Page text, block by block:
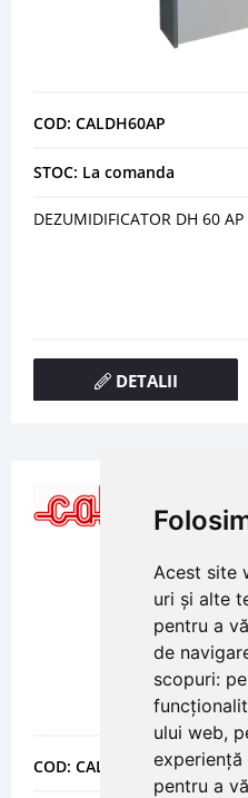
Acest site
uri și alte
pentru a
de
scopuri:
ului web,
experiență
pentru a
COD: CALDH60AP
STOC: La comanda
DEZUMIDIFICATOR DH 60 AP
DETALII
COD: CALDH60ATTW